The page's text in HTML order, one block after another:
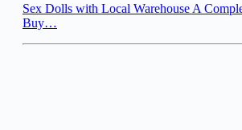
Sex Dolls with Local Warehouse A
Buy…